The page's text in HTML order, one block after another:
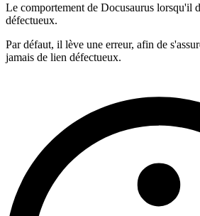
Le comportement de Docusaurus lorsqu'il
défectueux.
Par défaut, il lève une erreur, afin de
jamais de lien défectueux.